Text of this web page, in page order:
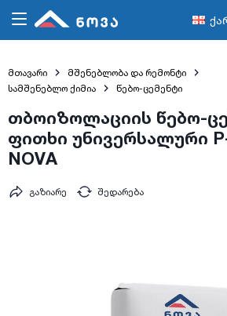
მთავარი
მშენებლობა და რემონტი
სამშენებლო ქიმია
წებო-ცემენტი
თბოიზოლაციის წებო-
ფითხი უნივერსალური
NOVA
შედარება
გაზიარე